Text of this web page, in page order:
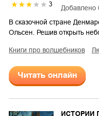
3 Добавлено
В сказочной стране
Ольсен. Решив открыть
книги про волшебников
Читать онлайн
ИСТОРИИ